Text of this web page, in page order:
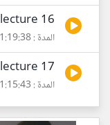
lecture 16
المدة : 01:19:38
lecture 17
المدة : 01:15:43